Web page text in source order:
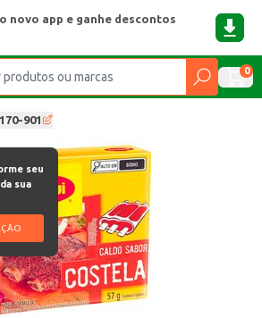
novo app e ganhe descontos
0
901
seu
sua